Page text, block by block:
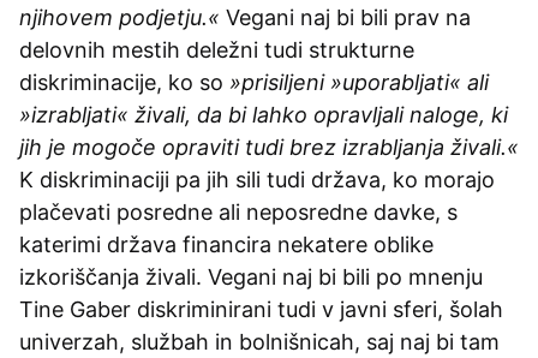
njihovem podjetju.« Vegani naj bi bili prav na
delovnih mestih deležni tudi strukturne
diskriminacije, ko so »prisiljeni »uporabljati« ali
»izrabljati« živali, da bi lahko opravljali naloge, ki
jih je mogoče opraviti tudi brez izrabljanja živali.«
K diskriminaciji pa jih sili tudi država, ko morajo
plačevati posredne ali neposredne davke, s
katerimi država financira nekatere oblike
izkoriščanja živali. Vegani naj bi bili po mnenju
Tine Gaber diskriminirani tudi v javni sferi, šolah
univerzah, službah in bolnišnicah, saj naj bi tam